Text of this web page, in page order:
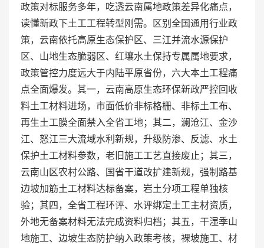
政策对标服务多年，吃透云南属地政策差异化痛点，
读懂新政下土工工程转型刚需。区别全国通用行业政
策，云南依托高原生态保护区、三江并流水源保护
区、山地生态脆弱区、红壤水土保持专属属地要求，
政策管控力度远大于内陆平原省份，六大本土工程痛
点全面爆发。其一，云南高原生态环保新政严控回收
料土工材料进场，市面低价非标格栅、非标土工布、
再生土工膜全面禁入全省工地；其二，澜沧江、金沙
江、怒江三大流域水利新规，升级防渗、反滤、水土
保护土工材料参数，老旧施工工艺直接废止；其三，
云南山区农村公路、国省干道改扩建新规，强制路基
边坡加筋土工材料达标备案，岩土分项工程单独核
验；其四，全省工程环评、水评绑定土工主材资质，
外地无备案材料无法完成资料归档；其五，干湿季山
地施工、边坡生态防护纳入政策考核，裸坡施工、材